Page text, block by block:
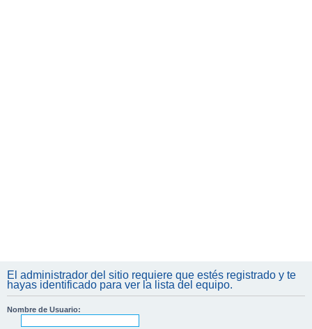
El administrador del sitio requiere que estés registrado y te
hayas identificado para ver la lista del equipo.
Nombre de Usuario: